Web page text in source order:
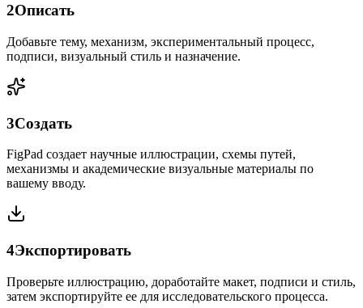
2Описать
Добавьте тему, механизм, экспериментальный процесс,
подписи, визуальный стиль и назначение.
3Создать
FigPad создает научные иллюстрации, схемы путей,
механизмы и академические визуальные материалы по
вашему вводу.
4Экспортировать
Проверьте иллюстрацию, доработайте макет, подписи и стиль,
затем экспортируйте ее для исследовательского процесса.